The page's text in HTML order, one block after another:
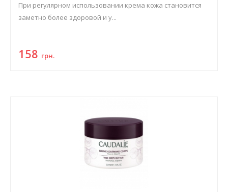
При регулярном использовании крема кожа становится
заметно более здоровой и у...
158 грн.